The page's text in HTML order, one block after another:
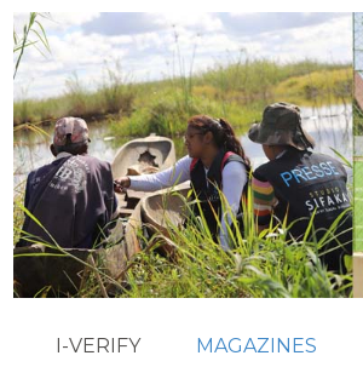
I-VERIFY MAGAZINES